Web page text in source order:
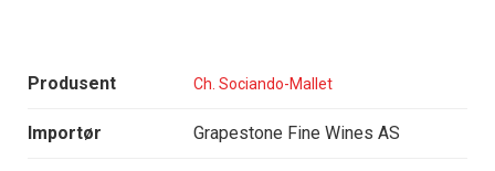
Produsent Ch. Sociando-Mallet
Importør Grapestone Fine Wines AS